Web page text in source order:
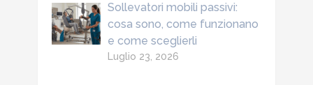
Sollevatori mobili passivi:
cosa sono, come funzionano
e come sceglierli
Luglio 23, 2026